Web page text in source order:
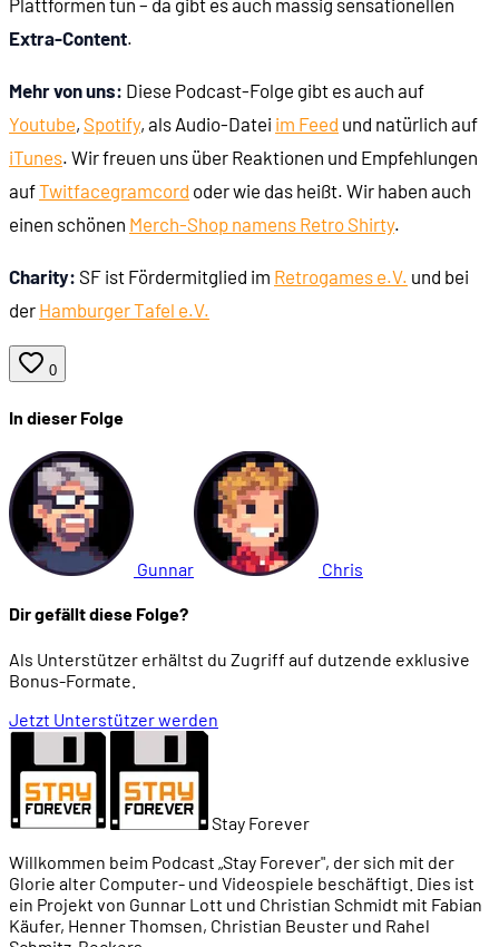
02:14:59
Plattformen tun – da gibt es auch massig sensationellen
Extra-Content.
Mehr von uns: Diese Podcast-Folge gibt es auch auf
Youtube, Spotify, als Audio-Datei im Feed und natürlich auf
iTunes. Wir freuen uns über Reaktionen und Empfehlungen
aufTwitfacegramcord oder wie das heißt. Wir haben auch
einen schönen Merch-Shop namens Retro Shirty.
Charity: SF ist Fördermitglied im Retrogames e.V. und bei
der Hamburger Tafel e.V.
0
In dieser Folge
Gunnar Chris
Dir gefällt diese Folge?
Als Unterstützer erhältst du Zugriff auf dutzende exklusive
Bonus-Formate.
Jetzt Unterstützer werden
Stay Forever
Willkommen beim Podcast „Stay Forever", der sich mit der
Glorie alter Computer- und Videospiele beschäftigt. Dies ist
ein Projekt von Gunnar Lott und Christian Schmidt mit Fabian
Käufer, Henner Thomsen, Christian Beuster und Rahel